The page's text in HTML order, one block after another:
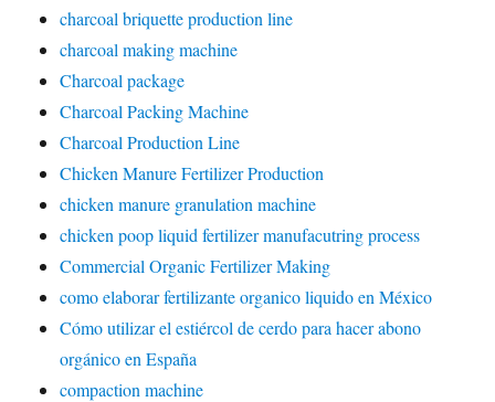
charcoal briquette production line
charcoal making machine
Charcoal package
Charcoal Packing Machine
Charcoal Production Line
Chicken Manure Fertilizer Production
chicken manure granulation machine
chicken poop liquid fertilizer manufacutring process
Commercial Organic Fertilizer Making
como elaborar fertilizante organico liquido en México
Cómo utilizar el estiércol de cerdo para hacer abono
orgánico en España
compaction machine